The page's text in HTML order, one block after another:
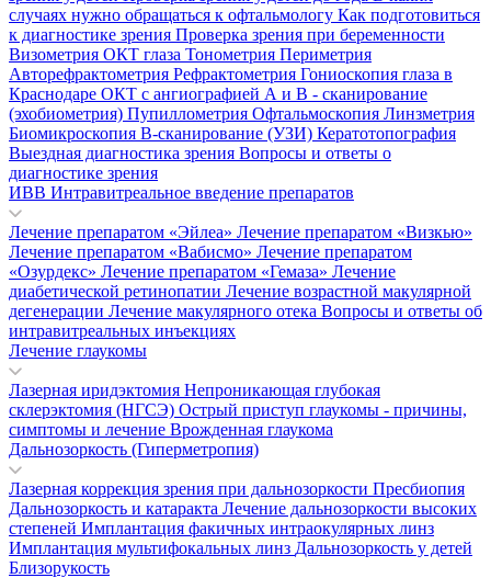
случаях нужно обращаться к офтальмологу Как подготовиться
к диагностике зрения Проверка зрения при беременности
Визометрия ОКТ глаза Тонометрия Периметрия
Авторефрактометрия Рефрактометрия Гониоскопия глаза в
Краснодаре ОКТ с ангиографией А и В - сканирование
(эхобиометрия) Пупиллометрия Офтальмоскопия Линзметрия
Биомикроскопия В-сканирование (УЗИ) Кератотопография
Выездная диагностика зрения Вопросы и ответы о
диагностике зрения
ИВВ Интравитреальное введение препаратов
Лечение препаратом «Эйлеа» Лечение препаратом «Визкью»
Лечение препаратом «Вабисмо» Лечение препаратом
«Озурдекс» Лечение препаратом «Гемаза» Лечение
диабетической ретинопатии Лечение возрастной макулярной
дегенерации Лечение макулярного отека Вопросы и ответы об
интравитреальных инъекциях
Лечение глаукомы
Лазерная иридэктомия Непроникающая глубокая
склерэктомия (НГСЭ) Острый приступ глаукомы - причины,
симптомы и лечение Врожденная глаукома
Дальнозоркость (Гиперметропия)
Лазерная коррекция зрения при дальнозоркости Пресбиопия
Дальнозоркость и катаракта Лечение дальнозоркости высоких
степеней Имплантация факичных интраокулярных линз
Имплантация мультифокальных линз Дальнозоркость у детей
Близорукость